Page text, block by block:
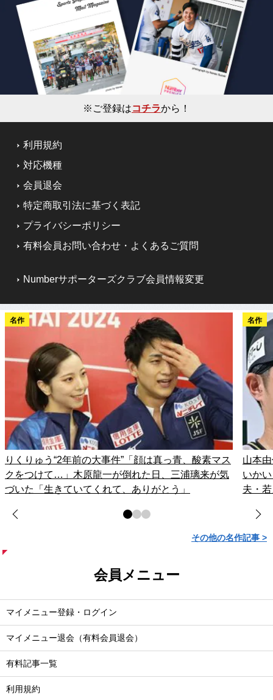
※ご登録はコチラから！
利用規約
対応機種
会員退会
特定商取引法に基づく表記
プライバシーポリシー
有料会員お問い合わせ・よくあるご質問
Numberサポーターズクラブ会員情報変更
名作
りくりゅう“2年前の大事件”「顔は真っ青、酸素マス
クをつけて…」木原龍一が倒れた日、三浦璃来が気
づいた「生きていてくれて、ありがとう」
名作
山本
いか
夫・
その他の名作記事 >
会員メニュー
マイメニュー登録・ログイン
マイメニュー退会（有料会員退会）
有料記事一覧
利用規約